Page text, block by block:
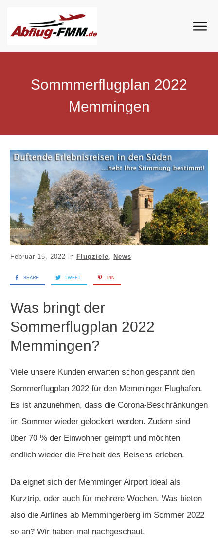
Sommmerflugplan 2022
Memmingen
Februar 15, 2022 in Flugziele News
SHARE TWEET PIN
Was bringt der
Sommerflugplan 2022
Memmingen?
Viele unsere Kunden erwarten schon gespannt den
Sommerflugplan 2022 für den Memminger Flughafen.
Es ist anzunehmen, dass die Corona-Beschränkungen
im Sommer wieder gelockert werden. Zudem sind
über 70 % der Einwohner geimpft und möchten
endlich wieder die Freiheit des Reisens erleben.
Da eignet sich der Memminger Airport ideal als
Kurztrip, oder auch für mehrere Wochen. Was bieten
also die Airlines ab Memmingerberg im Sommer 2022
so an? Wir haben mal nachgeschaut.